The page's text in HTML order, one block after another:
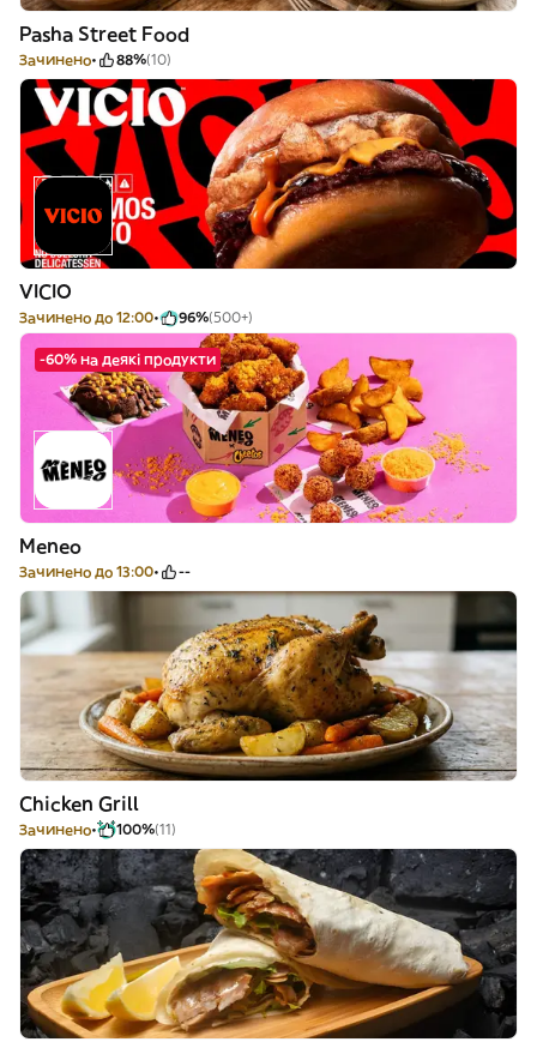
Pasha Street Food
Зачинено 88%(10)
VICIO
Зачинено до 12:00 96%(500+)
-60% на деякі продукти
Meneo
Зачинено до 13:00 --
Chicken Grill
Зачинено 100%(11)